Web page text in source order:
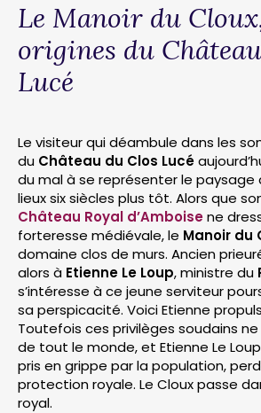
Le Manoir du
origines du
Lucé
Le visiteur qui déambule dans les
du Château du Clos Lucé
du mal à se représenter le paysage
lieux six siècles plus tôt. Alors que
Château Royal d’Amboisene
forteresse médiévale, le Manoir du
domaine clos de murs. Ancien
alors à Etienne Le Loup, ministre du
s’intéresse à ce jeune serviteur
sa perspicacité. Voici Etienne
Toutefois ces privilèges soudains
de tout le monde, et Etienne Le
pris en grippe par la population,
protection royale. Le Cloux passe
royal.